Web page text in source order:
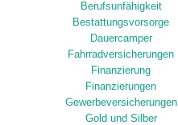
Berufsunfähigkeit
Bestattungsvorsorge
Dauercamper
Fahrradversicherungen
Finanzierung
Finanzierungen
Gewerbeversicherungen
Gold und Silber